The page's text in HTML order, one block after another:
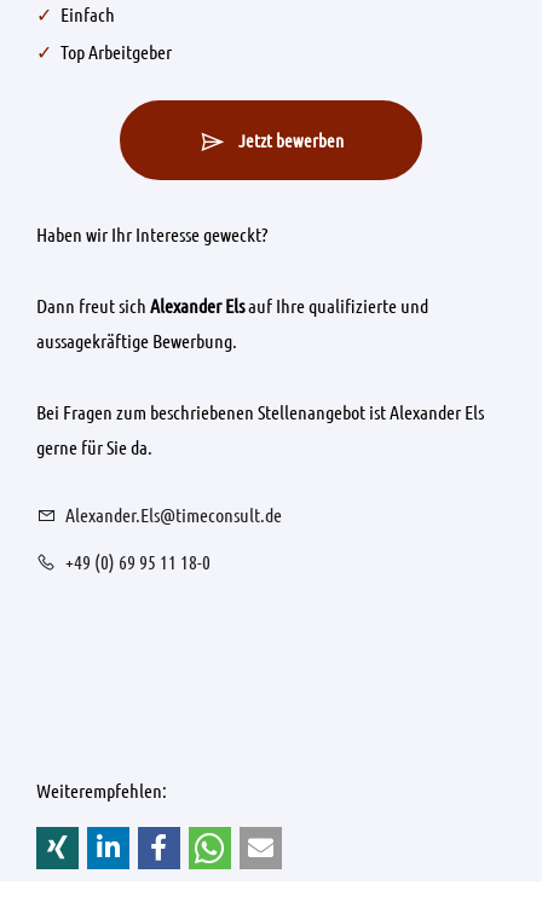
Einfach
Top Arbeitgeber
Jetzt bewerben
Haben wir Ihr Interesse geweckt?
Dann freut sich Alexander Elsauf Ihre qualifizierte und
aussagekräftige Bewerbung.
Bei Fragen zum beschriebenen Stellenangebot ist Alexander Els
gerne für Sie da.
Alexander.Els@timeconsult.de
+49 (0) 69 95 11 18-0
Weiterempfehlen: